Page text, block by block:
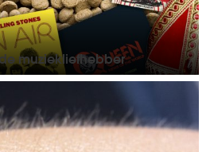
muziekliefhebber